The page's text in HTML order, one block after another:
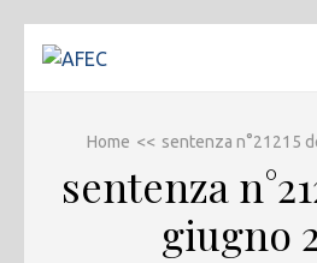
Home << sentenza n°21215
sentenza
giugno